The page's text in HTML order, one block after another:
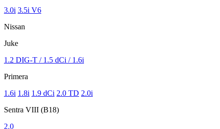
3.0i 3.5i V6
Nissan
Juke
1.2 DIG-T / 1.5 dCi / 1.6i
Primera
1.6i 1.8i 1.9 dCi 2.0 TD 2.0i
Sentra VIII (B18)
2.0